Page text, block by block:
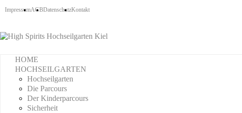
ImpressumAGBDatenschutzKontakt
HOME
HOCHSEILGARTEN
Hochseilgarten
Die Parcours
Der Kinderparcours
Sicherheit